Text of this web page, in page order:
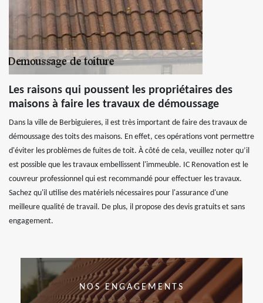
Les raisons qui poussent les propriétaires des
maisons à faire les travaux de démoussage
Dans la ville de Berbiguieres, il est très important de faire des travaux de
démoussage des toits des maisons. En effet, ces opérations vont permettre
d'éviter les problèmes de fuites de toit. À côté de cela, veuillez noter qu’il
est possible que les travaux embellissent l'immeuble. IC Renovation est le
couvreur professionnel qui est recommandé pour effectuer les travaux.
Sachez qu'il utilise des matériels nécessaires pour l'assurance d'une
meilleure qualité de travail. De plus, il propose des devis gratuits et sans
engagement.
NOS ENGAGEMENTS